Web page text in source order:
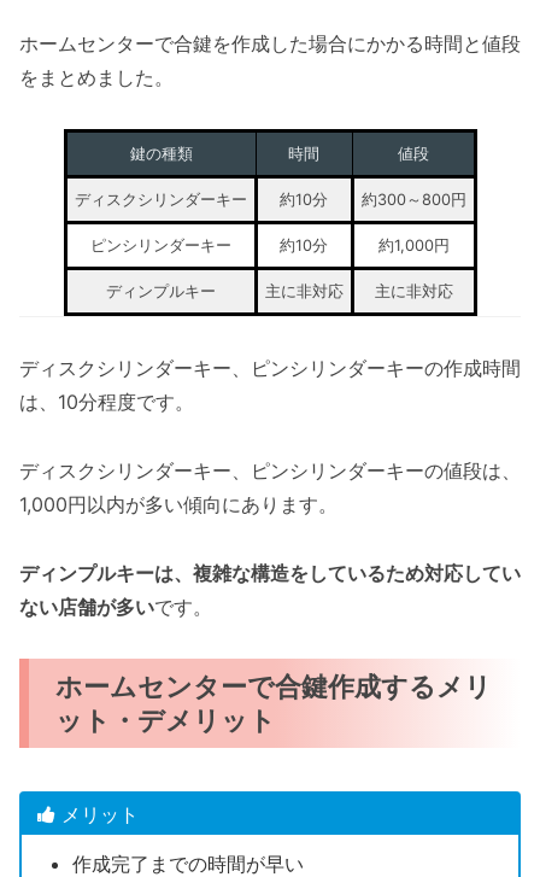
ホームセンターで合鍵を作成した場合にかかる時間と値段
をまとめました。
鍵の種類 時間 値段
ディスクシリンダーキー 約10分 約300～800円
ピンシリンダーキー 約10分 約1,000円
ディンプルキー 主に非対応 主に非対応
ディスクシリンダーキー、ピンシリンダーキーの作成時間
は、10分程度です。
ディスクシリンダーキー、ピンシリンダーキーの値段は、
1,000円以内が多い傾向にあります。
ディンプルキーは、複雑な構造をしているため対応してい
ない店舗が多いです。
ホームセンターで合鍵作成するメリ
ット・デメリット
メリット
作成完了までの時間が早い